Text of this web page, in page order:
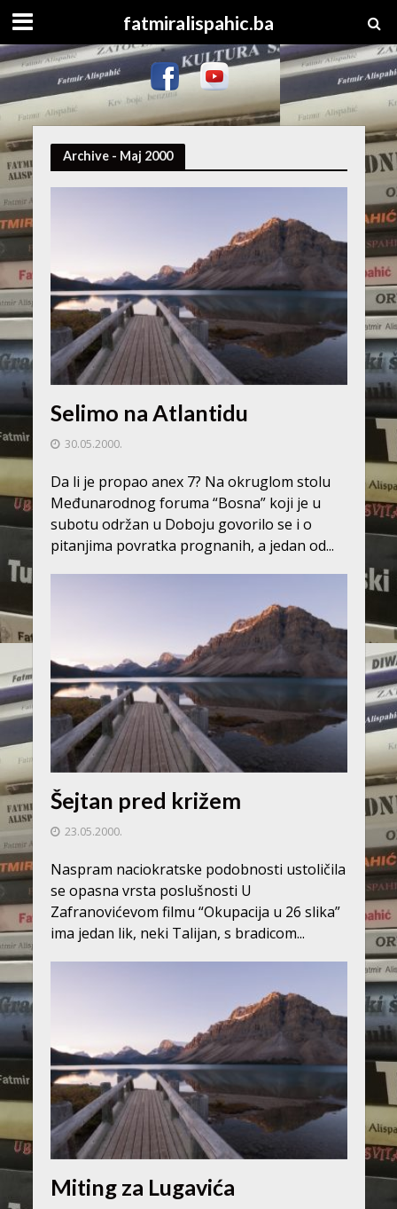
fatmiralispahic.ba
Archive - Maj 2000
Selimo na Atlantidu
30.05.2000.
Da li je propao anex 7? Na okruglom stolu
Međunarodnog foruma “Bosna” koji je u
subotu održan u Doboju govorilo se i o
pitanjima povratka prognanih, a jedan od...
Šejtan pred križem
23.05.2000.
Naspram naciokratske podobnosti ustoličila
se opasna vrsta poslušnosti U
Zafranovićevom filmu “Okupacija u 26 slika”
ima jedan lik, neki Talijan, s bradicom...
Miting za Lugavića